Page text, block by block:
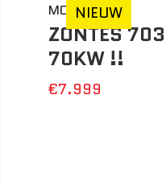
NIEUW
MOTO
ZONTES
70KW !!
€7.999